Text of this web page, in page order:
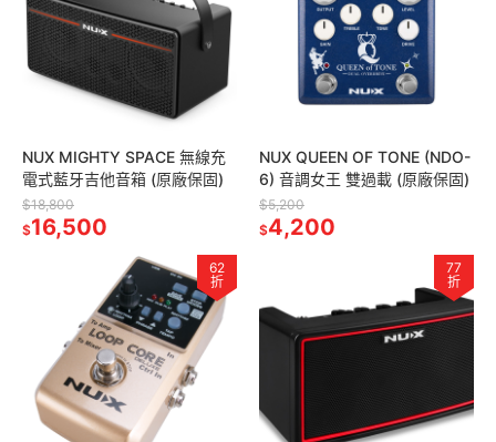
NUX MIGHTY SPACE 無線充
電式藍牙吉他音箱 (原廠保固)
$18,800
$16,500
NUX QUEEN OF TONE (NDO-
6) 音調女王 雙過載 (原廠保固)
$5,200
$4,200
62
折
77
折